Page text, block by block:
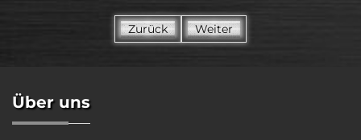
Zurück Weiter
Über uns